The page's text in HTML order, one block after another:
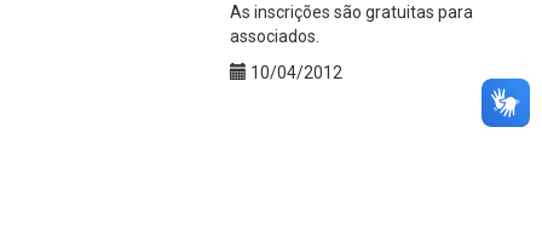
As inscrições são gratuitas para
associados.
10/04/2012